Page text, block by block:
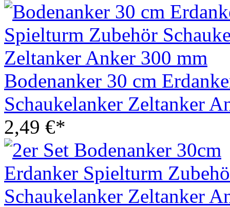
Bodenanker 30 cm
Schaukelanker Zeltanker
2,49 €*